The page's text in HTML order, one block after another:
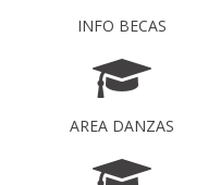
INFO BECAS
AREA DANZAS